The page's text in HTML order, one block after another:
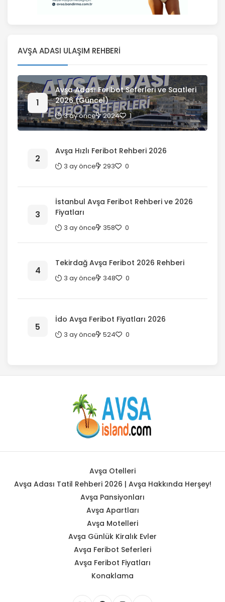
AVŞA ADASI ULAŞIM REHBERI
Avşa Adası Feribot Seferleri ve Saatleri
2026 (Güncel)
3 ay önce 2024 1
Avşa Hızlı Feribot Rehberi 2026
3 ay önce 293 0
İstanbul Avşa Feribot Rehberi ve 2026
Fiyatları
3 ay önce 358 0
Tekirdağ Avşa Feribot 2026 Rehberi
3 ay önce 348 0
İdo Avşa Feribot Fiyatları 2026
3 ay önce 524 0
Avşa Otelleri
Avşa Adası Tatil Rehberi 2026 | Avşa Hakkında Herşey!
Avşa Pansiyonları
Avşa Apartları
Avşa Motelleri
Avşa Günlük Kiralık Evler
Avşa Feribot Seferleri
Avşa Feribot Fiyatları
Konaklama